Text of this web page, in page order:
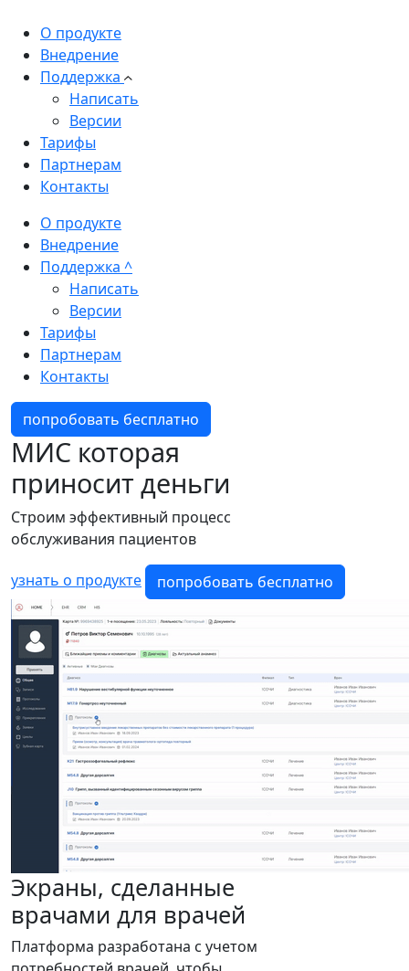
О продукте
Внедрение
Поддержка
Написать
Версии
Тарифы
Партнерам
Контакты
О продукте
Внедрение
Поддержка ^
Написать
Версии
Тарифы
Партнерам
Контакты
попробовать бесплатно
МИС которая
приносит деньги
Строим эффективный процесс
обслуживания пациентов
узнать о продукте попробовать бесплатно
Экраны, сделанные
врачами для врачей
Платформа разработана с учетом